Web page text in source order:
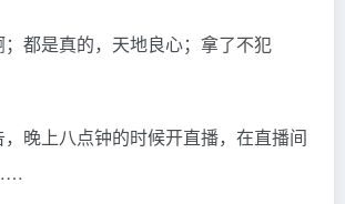
都是真的，天地良心；拿了不犯
晚上八点钟的时候开直播，在直播间